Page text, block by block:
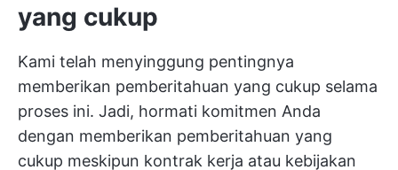
yang cukup
Kami telah menyinggung pentingnya
memberikan pemberitahuan yang cukup selama
proses ini. Jadi, hormati komitmen Anda
dengan memberikan pemberitahuan yang
cukup meskipun kontrak kerja atau kebijakan